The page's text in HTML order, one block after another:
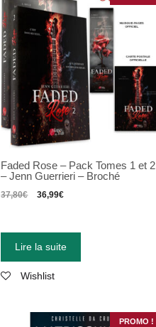
Faded Rose – Pack Tomes 1 et 2
– Jenn Guerrieri – Broché
37,80€ 36,99€
Lire la suite
Wishlist
PROMO !